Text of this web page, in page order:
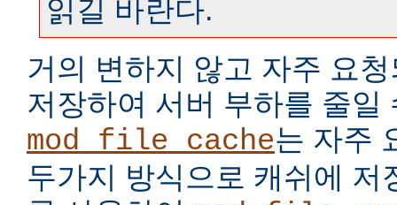
읽길 바란다.
거의 변하지 않고 자주 요
저장하여 서버 부하를 줄일
mod_file_cache는 자주
두가지 방식으로 캐쉬에 저